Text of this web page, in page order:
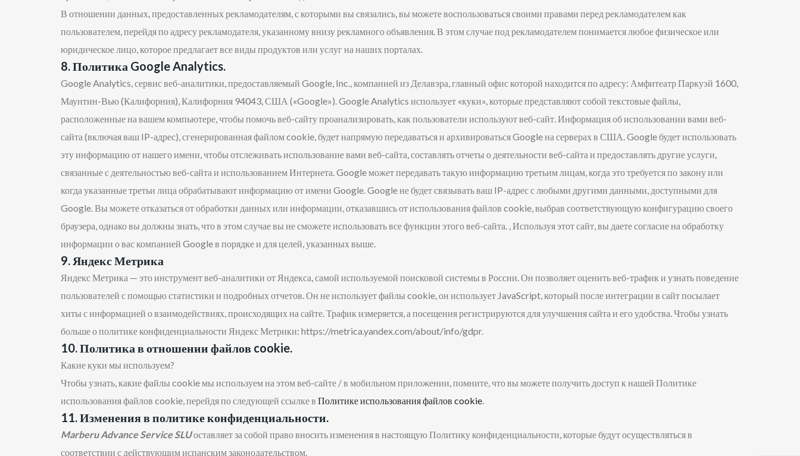
В отношении данных, предоставленных рекламодателям, с которыми вы связались, вы можете воспользоваться своими правами перед рекламодателем как
пользователем, перейдя по адресу рекламодателя, указанному внизу рекламного объявления. В этом случае под рекламодателем понимается любое физическое или
юридическое лицо, которое предлагает все виды продуктов или услуг на наших порталах.
8. Политика Google Analytics.
Google Analytics, сервис веб-аналитики, предоставляемый Google, Inc., компанией из Делавэра, главный офис которой находится по адресу: Амфитеатр Паркуэй 1600,
Маунтин-Вью (Калифорния), Калифорния 94043, США («Google»). Google Analytics использует «куки», которые представляют собой текстовые файлы,
расположенные на вашем компьютере, чтобы помочь веб-сайту проанализировать, как пользователи используют веб-сайт. Информация об использовании вами веб-
сайта (включая ваш IP-адрес), сгенерированная файлом cookie, будет напрямую передаваться и архивироваться Google на серверах в США. Google будет использовать
эту информацию от нашего имени, чтобы отслеживать использование вами веб-сайта, составлять отчеты о деятельности веб-сайта и предоставлять другие услуги,
связанные с деятельностью веб-сайта и использованием Интернета. Google может передавать такую ​​информацию третьим лицам, когда это требуется по закону или
когда указанные третьи лица обрабатывают информацию от имени Google. Google не будет связывать ваш IP-адрес с любыми другими данными, доступными для
Google. Вы можете отказаться от обработки данных или информации, отказавшись от использования файлов cookie, выбрав соответствующую конфигурацию своего
браузера, однако вы должны знать, что в этом случае вы не сможете использовать все функции этого веб-сайта. , Используя этот сайт, вы даете согласие на обработку
информации о вас компанией Google в порядке и для целей, указанных выше.
9. Яндекс Метрика
Яндекс Метрика — это инструмент веб-аналитики от Яндекса, самой используемой поисковой системы в России. Он позволяет оценить веб-трафик и узнать поведение
пользователей с помощью статистики и подробных отчетов. Он не использует файлы cookie, он использует JavaScript, который после интеграции в сайт посылает
хиты с информацией о взаимодействиях, происходящих на сайте. Трафик измеряется, а посещения регистрируются для улучшения сайта и его удобства. Чтобы узнать
больше о политике конфиденциальности Яндекс Метрики: https://metrica.yandex.com/about/info/gdpr.
10. Политика в отношении файлов cookie.
Какие куки мы используем?
Чтобы узнать, какие файлы cookie мы используем на этом веб-сайте / в мобильном приложении, помните, что вы можете получить доступ к нашей Политике
использования файлов cookie, перейдя по следующей ссылке в Политике использования файлов cookie.
11. Изменения в политике конфиденциальности.
Marberu Advance Service SLUоставляет за собой право вносить изменения в настоящую Политику конфиденциальности, которые будут осуществляться в
соответствии с действующим испанским законодательством.